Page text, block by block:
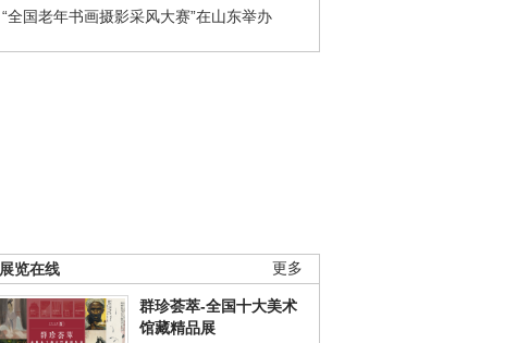
“全国老年书画摄影采风大赛”在山东举办
更多
展览在线
群珍荟萃-全国十大美术
馆藏精品展